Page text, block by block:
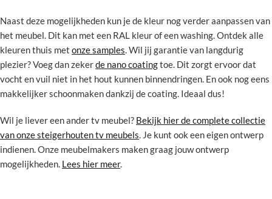
Naast deze mogelijkheden kun je de kleur nog verder aanpassen van
het meubel. Dit kan met een RAL kleur of een washing. Ontdek alle
kleuren thuis met onze samples. Wil jij garantie van langdurig
plezier? Voeg dan zekerde nano coatingtoe. Dit zorgt ervoor dat
vocht en vuil niet in het hout kunnen binnendringen. En ook nog eens
makkelijker schoonmaken dankzij de coating. Ideaal dus!
Wil je liever een ander tv meubel? Bekijk hier de complete collectie
van onze steigerhouten tv meubels. Je kunt ook een eigen ontwerp
indienen. Onze meubelmakers maken graag jouw ontwerp
mogelijkheden. Lees hier meer.